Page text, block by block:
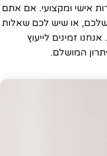
אישי ומקצועי. אם אתם
או שיש לכם שאלות
זמינים לייעוץ
המושלם.